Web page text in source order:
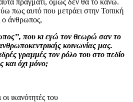
πράγματι, όμως δεν θα το κάνω.
πως αυτό που μετράει στην Τοπική
ο άνθρωπος,
που κι εγώ τον θεωρώ σαν το
κοινωνίας μας.
γραμμές τον ρόλο του στο πεδίο
και όχι μόνο;
ικανότητές του